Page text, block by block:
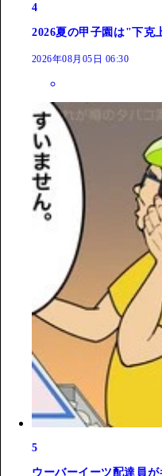
4
2026夏の甲子園は"下克
2026年08月05日 06:30
5
ウーバーイーツ配達員